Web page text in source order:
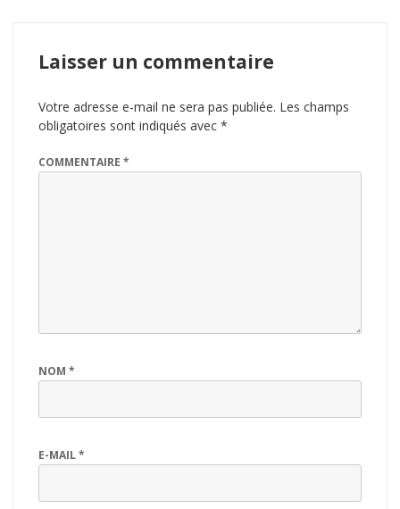
Laisser un commentaire
Votre adresse e-mail ne sera pas publiée. Les champs
obligatoires sont indiqués avec *
COMMENTAIRE *
NOM *
E-MAIL*